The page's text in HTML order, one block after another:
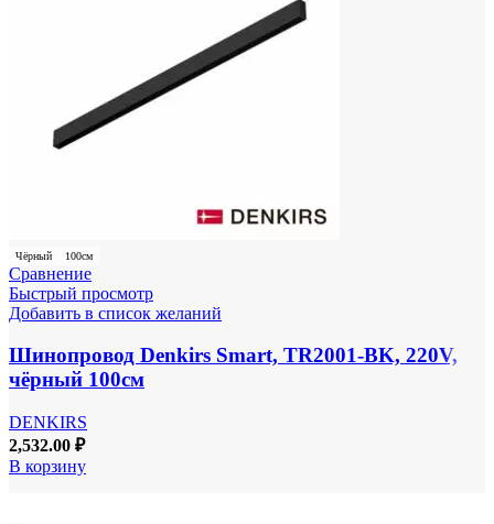
Чёрный 100см
Сравнение
Быстрый просмотр
Добавить в список желаний
Шинопровод Denkirs Smart, TR2001-BK, 220V,
чёрный 100см
DENKIRS
2,532.00 ₽
В корзину